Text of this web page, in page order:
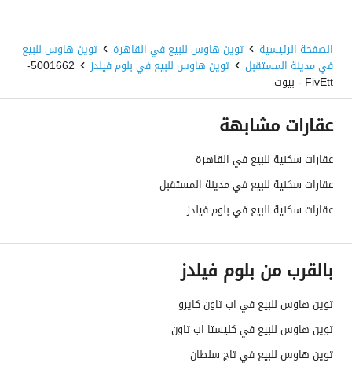
الصفحة الرئيسية توين هاوس للبيع في القاهرة توين هاوس للبيع
في مدينة المستقبل توين هاوس للبيع في بلوم فيلدز 5001662-
FivEtt - بيوت
عقارات مشابهة
عقارات سكنية للبيع في القاهرة
عقارات سكنية للبيع في مدينة المستقبل
عقارات سكنية للبيع في بلوم فيلدز
بالقرب من بلوم فيلدز
توين هاوس للبيع في اب تاون كايرو
توين هاوس للبيع في كليستا اب تاون
توين هاوس للبيع في تاج سلطان